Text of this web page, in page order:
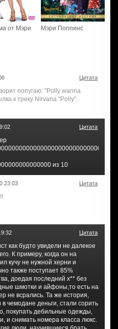
от Мэри Мэри Поппинс
Цитата
попугаю: "Polly wanna
к треку Nirvana "Polly".
Цитата
из 10
23:03 Цитата
Цитата
как будто увидели не далекое
К примеру, когда он на
кучу не нужной херни и
также поступает 85%
доедая последний х** без
шмотки и айфоны,то есть на
не всрались. Та же история,
чемодане деньги, стали сорить
покупать дебильные одежды,
и снимать номера класса люкс.